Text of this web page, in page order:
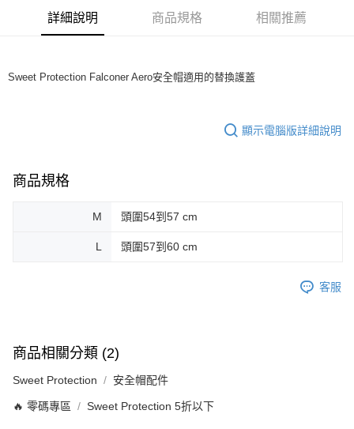
付款後全家取貨
7-11店到店
宅配
詳細說明 商品規格 相關推薦
Sweet Protection Falconer Aero安全帽適用的替換護蓋
顯示電腦版詳細說明
商品規格
M 頭圍54到57 cm
L 頭圍57到60 cm
客服
商品相關分類 (2)
Sweet Protection 安全帽配件
🔥 零碼專區 Sweet Protection 5折以下